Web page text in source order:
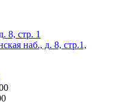
8, стр. 1
наб., д. 8, стр.1,